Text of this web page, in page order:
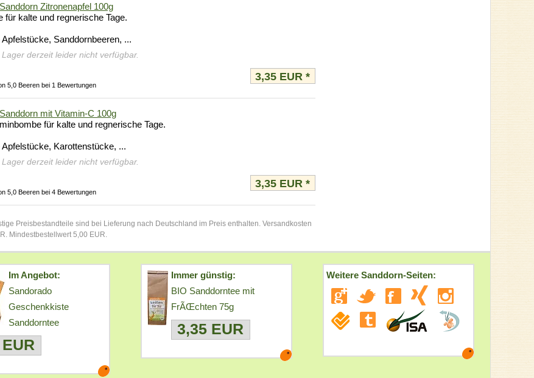
Zitronenapfel 100g
für kalte und regnerische Tage.
Sanddornbeeren, ...
derzeit leider nicht verfügbar.
5,0 Beeren bei 1 Bewertungen
3,35 EUR*
mit Vitamin-C 100g
für kalte und regnerische Tage.
Karottenstücke, ...
derzeit leider nicht verfügbar.
5,0 Beeren bei 4 Bewertungen
3,35 EUR*
Preisbestandteile sind bei Lieferung nach Deutschland im Preis enthalten. Versandkosten
Mindestbestellwert 5,00 EUR.
Im Angebot:
Sandorado
Geschenkkiste
Sanddorntee
Immer günstig:
BIO Sanddorntee mit
FrÃŒchten 75g
3,35 EUR
Weitere Sanddorn-Seiten: